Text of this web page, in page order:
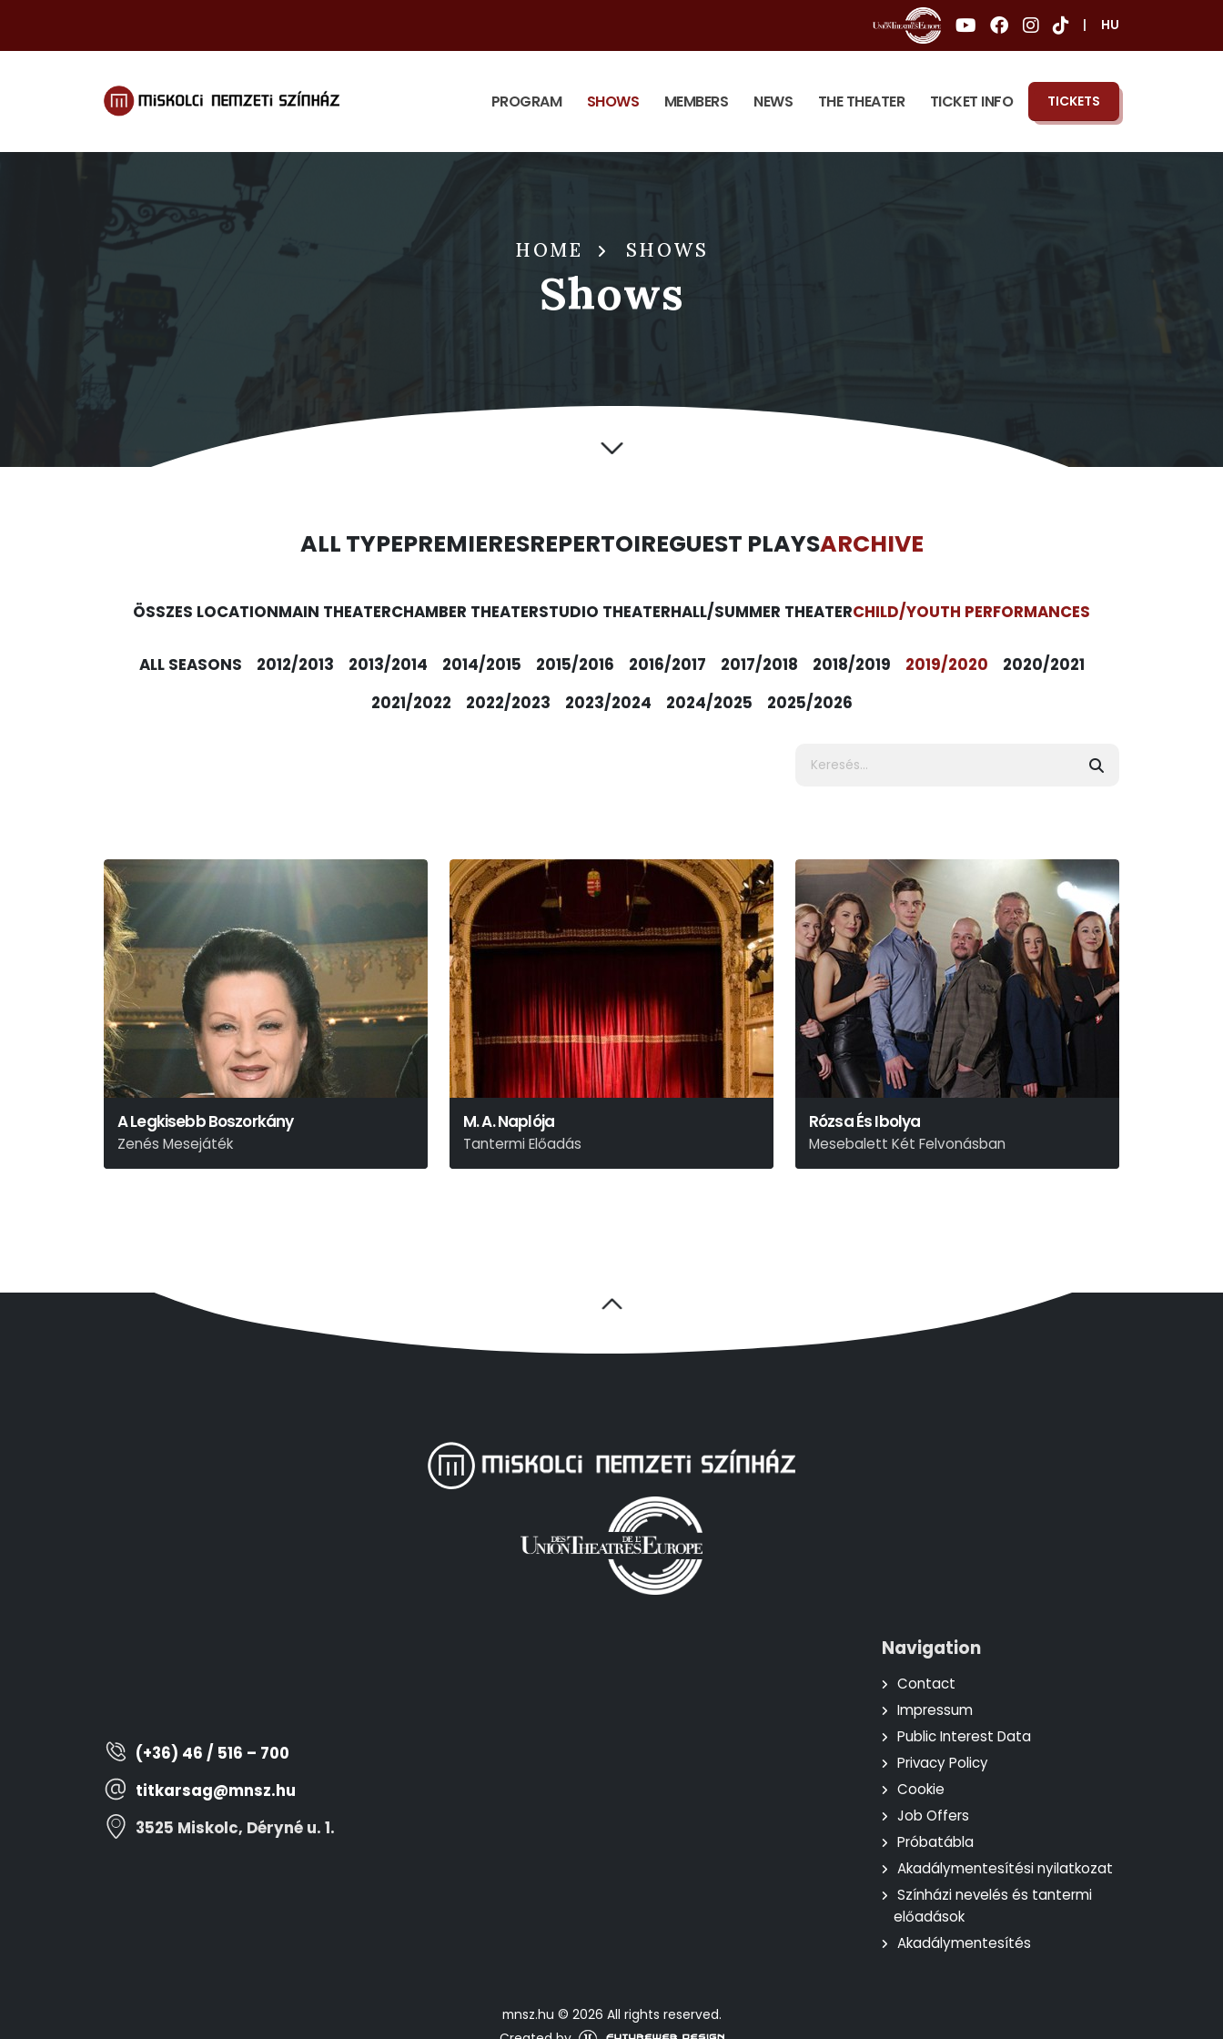
HU
PROGRAM SHOWS MEMBERS NEWS THE THEATER TICKET INFO TICKETS
HOME SHOWS
Shows
ALL TYPEPREMIERESREPERTOIREGUEST PLAYSARCHIVE
ÖSSZES LOCATIONMAIN THEATERCHAMBER THEATERSTUDIO THEATERHALL/SUMMER THEATERCHILD/YOUTH PERFORMANCES
ALL SEASONS 2012/2013 2013/2014 2014/2015 2015/2016 2016/2017 2017/2018 2018/2019 2019/2020
2020/2021
2021/2022
2022/2023 2023/2024 2024/2025 2025/2026
A Legkisebb Boszorkány
Zenés Mesejáték
Lázár Ervin Azonos Című Meséjét Színpadra Írta:
M. A. Naplója
Tantermi Előadás
Sényi Fanni
Rózsa És Ibolya
Mesebalett Két Felvonásban
Arany János
(+36) 46 / 516 – 700
titkarsag@mnsz.hu
3525 Miskolc, Déryné u. 1.
Navigation
Contact
Impressum
Public Interest Data
Privacy Policy
Cookie
Job Offers
Próbatábla
Akadálymentesítési nyilatkozat
Színházi nevelés és tantermi
előadások
Akadálymentesítés
mnsz.hu © 2026 All rights reserved.